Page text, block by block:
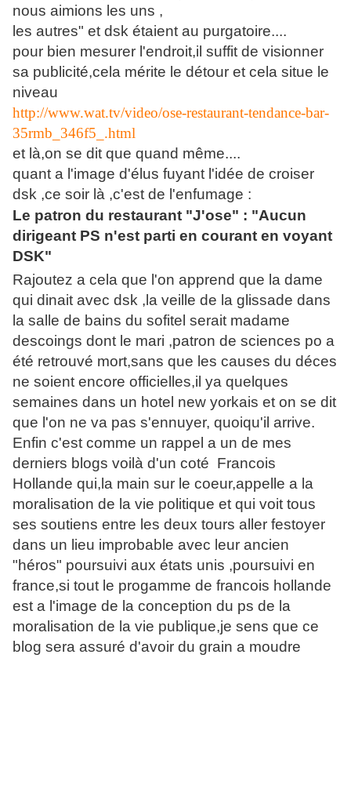
nous aimions les uns ,
les autres" et dsk étaient au purgatoire....
pour bien mesurer l'endroit,il suffit de visionner
sa publicité,cela mérite le détour et cela situe le
niveau
http://www.wat.tv/video/ose-restaurant-tendance-bar-
35rmb_346f5_.html
et là,on se dit que quand même....
quant a l'image d'élus fuyant l'idée de croiser
dsk ,ce soir là ,c'est de l'enfumage :
Le patron du restaurant "J'ose" : "Aucun
dirigeant PS n'est parti en courant en voyant
DSK"
Rajoutez a cela que l'on apprend que la dame
qui dinait avec dsk ,la veille de la glissade dans
la salle de bains du sofitel serait madame
descoings dont le mari ,patron de sciences po a
été retrouvé mort,sans que les causes du déces
ne soient encore officielles,il ya quelques
semaines dans un hotel new yorkais et on se dit
que l'on ne va pas s'ennuyer, quoiqu'il arrive.
Enfin c'est comme un rappel a un de mes
derniers blogs voilà d'un coté Francois
Hollande qui,la main sur le coeur,appelle a la
moralisation de la vie politique et qui voit tous
ses soutiens entre les deux tours aller festoyer
dans un lieu improbable avec leur ancien
"héros" poursuivi aux états unis ,poursuivi en
france,si tout le progamme de francois hollande
est a l'image de la conception du ps de la
moralisation de la vie publique,je sens que ce
blog sera assuré d'avoir du grain a moudre